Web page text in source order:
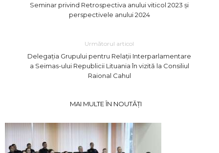
Seminar privind Retrospectiva anului viticol 2023 și
perspectivele anului 2024
Următorul articol
Delegația Grupului pentru Relații Interparlamentare
a Seimas-ului Republicii Lituania în vizită la Consiliul
Raional Cahul
MAI MULTE ÎN NOUTĂȚI